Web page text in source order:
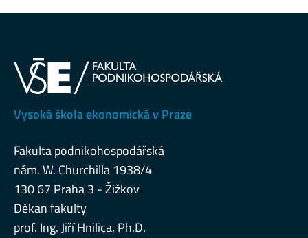
Vysoká škola ekonomická v Praze
Fakulta podnikohospodářská
nám. W. Churchilla 1938/4
130 67 Praha 3 - Žižkov
Děkan fakulty
prof. Ing. Jiří Hnilica, Ph.D.